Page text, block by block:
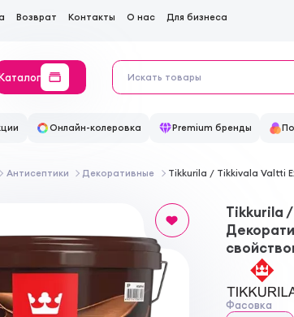
Возврат Контакты О нас Для бизнеса
Онлайн-колеровка Premium бренды
Антисептики Декоративные Tikkurila / Tikkivala Valtti
Tikkurila
Фасовка